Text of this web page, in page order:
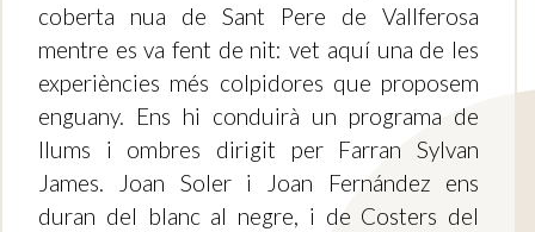
coberta nua de Sant Pere de Vallferosa
mentre es va fent de nit: vet aquí una de les
experiències més colpidores que proposem
enguany. Ens hi conduirà un programa de
llums i ombres dirigit per Farran Sylvan
James. Joan Soler i Joan Fernández ens
duran del blanc al negre, i de Costers del